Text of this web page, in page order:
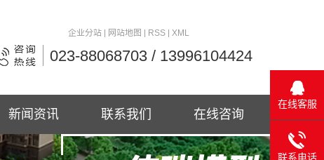
企业分站 网站地图 RSS XML
023-88068703 / 13996104424
新闻资讯 联系我们 在线咨询
在线客服
联系电话